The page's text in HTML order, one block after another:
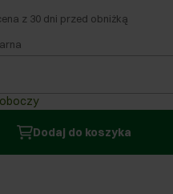
z 30 dni przed obniżką
Dodaj do koszyka